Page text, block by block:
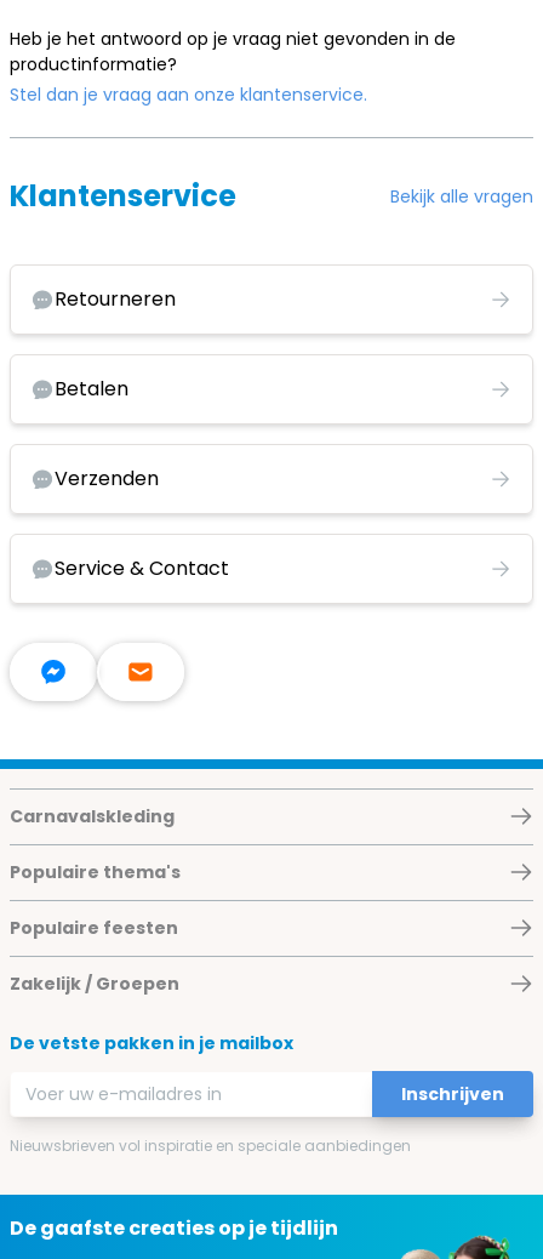
Heb je het antwoord op je vraag niet gevonden in de
productinformatie?
Stel dan je vraag aan onze klantenservice.
Klantenservice Bekijk alle vragen
Retourneren
Betalen
Verzenden
Service & Contact
Carnavalskleding
Populaire thema's
Populaire feesten
Zakelijk / Groepen
De vetste pakken in je mailbox
E-mailadres
Inschrijven
Nieuwsbrieven vol inspiratie en speciale aanbiedingen
De gaafste creaties op je tijdlijn